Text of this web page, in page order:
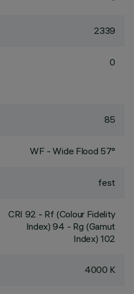
2339
0
85
WF - Wide Flood 57°
fest
CRI 92 - Rf (Colour Fidelity
Index) 94 - Rg (Gamut
Index) 102
4000 K